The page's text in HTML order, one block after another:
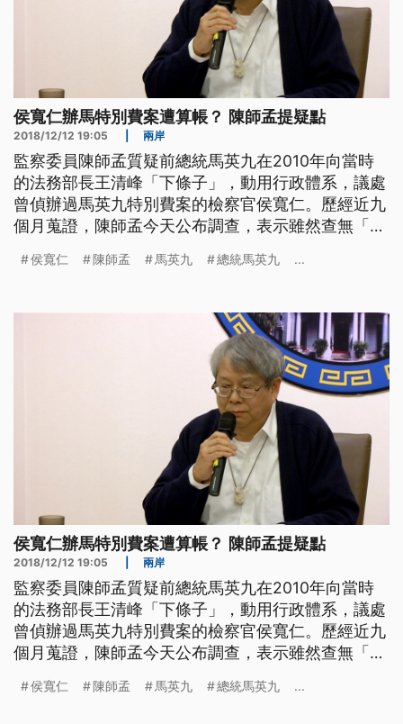
侯寬仁辦馬特別費案遭算帳？ 陳師孟提疑點
2018/12/12 19:05 兩岸
監察委員陳師孟質疑前總統馬英九在2010年向當時
的法務部長王清峰「下條子」，動用行政體系，議處
曾偵辦過馬英九特別費案的檢察官侯寬仁。歷經近九
個月蒐證，陳師孟今天公布調查，表示雖然查無「秋
違常態的疑點，必須公布給大眾。 監察委員陳師孟
前總統馬英九的批示，他質疑馬英九當年下條子給時
任法務部長王清峰，動用行政體
侯寬仁 陳師孟 馬英九 總統馬英九 ...
侯寬仁辦馬特別費案遭算帳？ 陳師孟提疑點
2018/12/12 19:05 兩岸
監察委員陳師孟質疑前總統馬英九在2010年向當時
的法務部長王清峰「下條子」，動用行政體系，議處
曾偵辦過馬英九特別費案的檢察官侯寬仁。歷經近九
個月蒐證，陳師孟今天公布調查，表示雖然查無「秋
違常態的疑點，必須公布給大眾。 監察委員陳師孟
侯寬仁 陳師孟 馬英九 總統馬英九 ...